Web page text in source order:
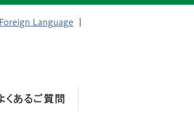
Foreign Language